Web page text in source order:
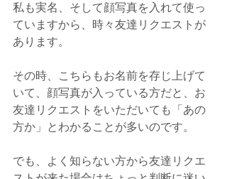
私も実名、そして顔写真を入れて使っ
ていますから、時々友達リクエストが
あります。
その時、こちらもお名前を存じ上げて
いて、顔写真が入っている方だと、お
友達リクエストをいただいても「あの
方か」とわかることが多いのです。
でも、よく知らない方から友達リクエ